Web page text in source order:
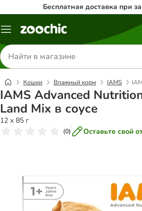
Бесплатная доставка при
Каталог
Поиск
товаров
Кошки Влажный корм IAMS
IAMS Advanced
Land Mix в соусе
12 x 85 г
(0) Оставьте свой